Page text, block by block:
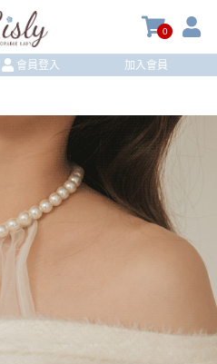
0
會員登入 加入會員